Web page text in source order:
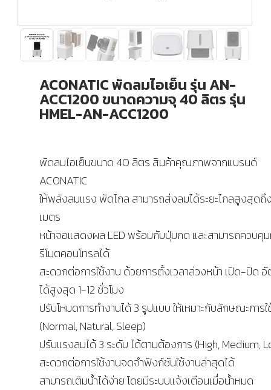
ACONATIC พัดลมไอเย็น รุ่น AN-
ACC1200 ขนาดความจุ 40 ลิตร รุ่น
HMEL-AN-ACC1200
พัดลมไอเย็นขนาด 40 ลิตร สินค้าคุณภาพจากแบรนด์
ACONATIC
ให้พลังลมแรง พัดไกล สามารถส่งลมได้ระยะไกลสูงสุดถึ
เมตร
หน้าจอแสดงผล LED พร้อมกับปุ่มกด และสามารถควบคุ
รีโมตคอนโทรลได้
สะดวกต่อการใช้งาน ด้วยการตั้งเวลาล่วงหน้า เปิด-ปิด
ได้สูงสุด 1-12 ชั่วโมง
ปรับโหมดการทำงานได้ 3 รูปแบบ ให้เหมาะกับลักษณะการ
(Normal, Natural, Sleep)
ปรับแรงลมได้ 3 ระดับ ได้ตามต้องการ (High, Medium,
สะดวกต่อการใช้งานจดจำฟังก์ชันใช้งานล่าสุดได้
สามารถเติมน้ำได้ง่าย โดยมีระบบแจ้งเตือนเมื่อน้ำหมด